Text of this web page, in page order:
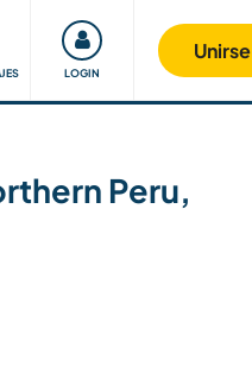
LOGIN
Unirse
Nos implicamos
Peru,